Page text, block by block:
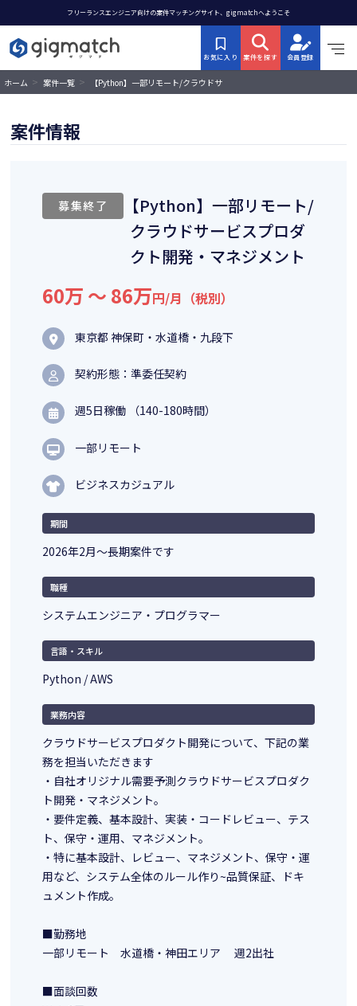
フリーランスエンジニア向けの案件マッチングサイト、gigmatchへようこそ
お気に入り 案件を探す 会員登録
ホーム > 案件一覧 >
【Python】一部リモート/クラウドサ
案件情報
募集終了
【Python】一部リモート/
クラウドサービスプロダ
クト開発・マネジメント
60万 〜 86万円/月（税別）
東京都 神保町・水道橋・九段下
契約形態：準委任契約
週5日稼働 （140-180時間）
一部リモート
ビジネスカジュアル
期間
2026年2月～長期案件です
職種
システムエンジニア・プログラマー
言語・スキル
Python / AWS
業務内容
クラウドサービスプロダクト開発について、下記の業
務を担当いただきます
・自社オリジナル需要予測クラウドサービスプロダク
ト開発・マネジメント。
・要件定義、基本設計、実装・コードレビュー、テス
ト、保守・運用、マネジメント。
・特に基本設計、レビュー、マネジメント、保守・運
用など、システム全体のルール作り~品質保証、ドキ
ュメント作成。
■勤務地
一部リモート 水道橋・神田エリア 週2出社
■面談回数